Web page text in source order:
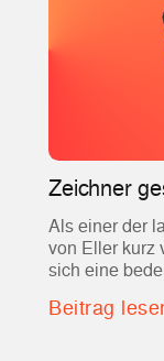
Zeichner
Als einer der
von Eller kurz
sich eine
nur Erfahrung
Beitrag